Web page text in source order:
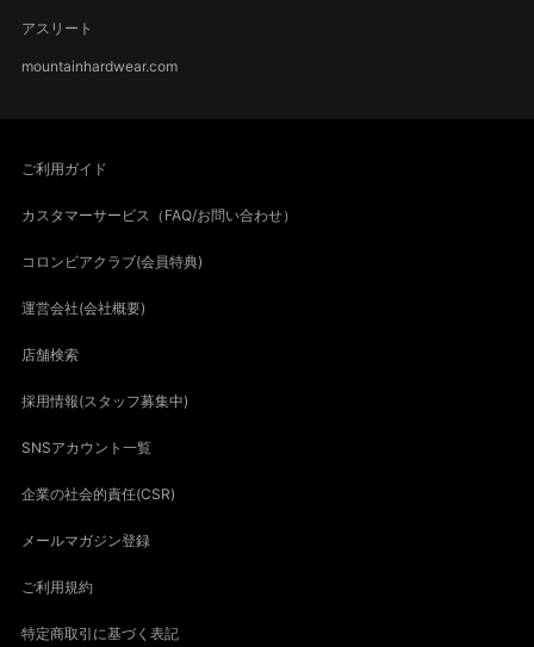
アスリート
mountainhardwear.com
ご利用ガイド
カスタマーサービス（FAQ/お問い合わせ）
コロンビアクラブ(会員特典)
運営会社(会社概要)
店舗検索
採用情報(スタッフ募集中)
SNSアカウント一覧
企業の社会的責任(CSR)
メールマガジン登録
ご利用規約
特定商取引に基づく表記